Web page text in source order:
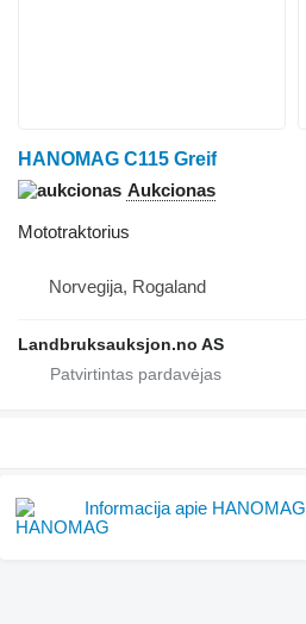
HANOMAG C115 Greif
Aukcionas
Mototraktorius
Norvegija, Rogaland
Landbruksauksjon.no AS
Informacija apie HANOMAG